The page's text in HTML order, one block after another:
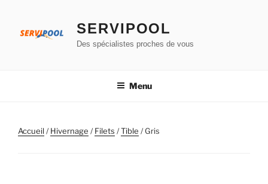
contenu
SERVIPOOL
Des spécialistes proches de vous
Menu
Accueil/Hivernage /Filets /Tible / Gris